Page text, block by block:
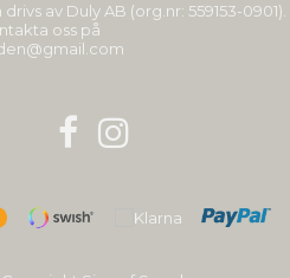
av Duly AB (org.nr: 559153-0901).
oss på